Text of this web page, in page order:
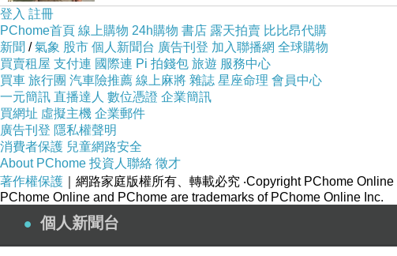
登入 註冊
PChome首頁 線上購物 24h購物 書店 露天拍賣 比比昂代購
新聞 /氣象 股市 個人新聞台 廣告刊登 加入聯播網 全球購物
買賣租屋 支付連 國際連 Pi 拍錢包 旅遊 服務中心
買車 旅行團 汽車險推薦 線上麻將 雜誌 星座命理 會員中心
一元簡訊 直播達人 數位憑證 企業簡訊
買網址 虛擬主機 企業郵件
廣告刊登 隱私權聲明
消費者保護 兒童網路安全
About PChome 投資人聯絡 徵才
著作權保護 ｜網路家庭版權所有、轉載必究 ‧Copyright PChome Online
PChome Online and PChome are trademarks of PChome Online Inc.
個人新聞台